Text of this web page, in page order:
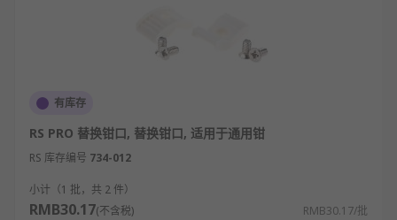
有库存
RS PRO 替换钳口, 替换钳口, 适用于通用钳
RS 库存编号 734-012
小计（1 批，共 2 件）
RMB30.17(不含税) RMB30.17/批